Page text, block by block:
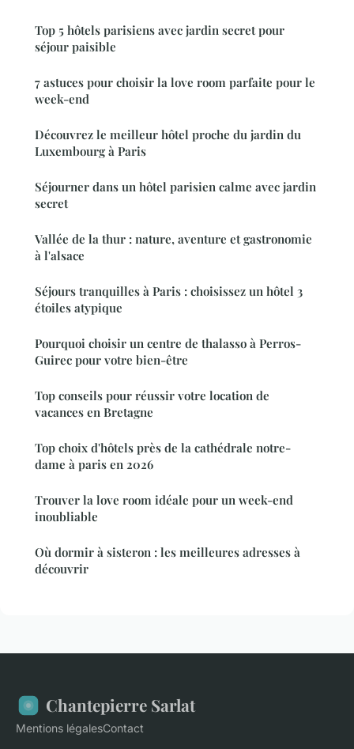
Top 5 hôtels parisiens avec jardin secret pour
séjour paisible
7 astuces pour choisir la love room parfaite pour le
week-end
Découvrez le meilleur hôtel proche du jardin du
Luxembourg à Paris
Séjourner dans un hôtel parisien calme avec jardin
secret
Vallée de la thur : nature, aventure et gastronomie
à l'alsace
Séjours tranquilles à Paris : choisissez un hôtel 3
étoiles atypique
Pourquoi choisir un centre de thalasso à Perros-
Guirec pour votre bien-être
Top conseils pour réussir votre location de
vacances en Bretagne
Top choix d'hôtels près de la cathédrale notre-
dame à paris en 2026
Trouver la love room idéale pour un week-end
inoubliable
Où dormir à sisteron : les meilleures adresses à
découvrir
Chantepierre Sarlat
Mentions légalesContact